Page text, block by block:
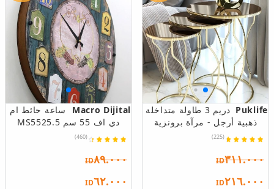
Puklife
دريم 3 طاولة متداخلة
ذهبية أرجل - مرآة برونزية
(225)
ID٣١١.٠٠٠
ID٢١٦.٠٠٠
Macro Dijital
ساعة حائط ام
دي اف 55 سم MS5525.5
(460)
ID٨٩.٠٠٠
ID٦٢.٠٠٠